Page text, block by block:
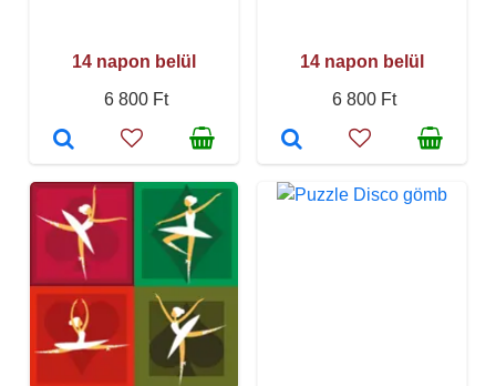
14 napon belül
6 800 Ft
14 napon belül
6 800 Ft